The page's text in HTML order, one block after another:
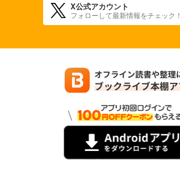
X公式アカウント
フォローして最新情報をチェック！